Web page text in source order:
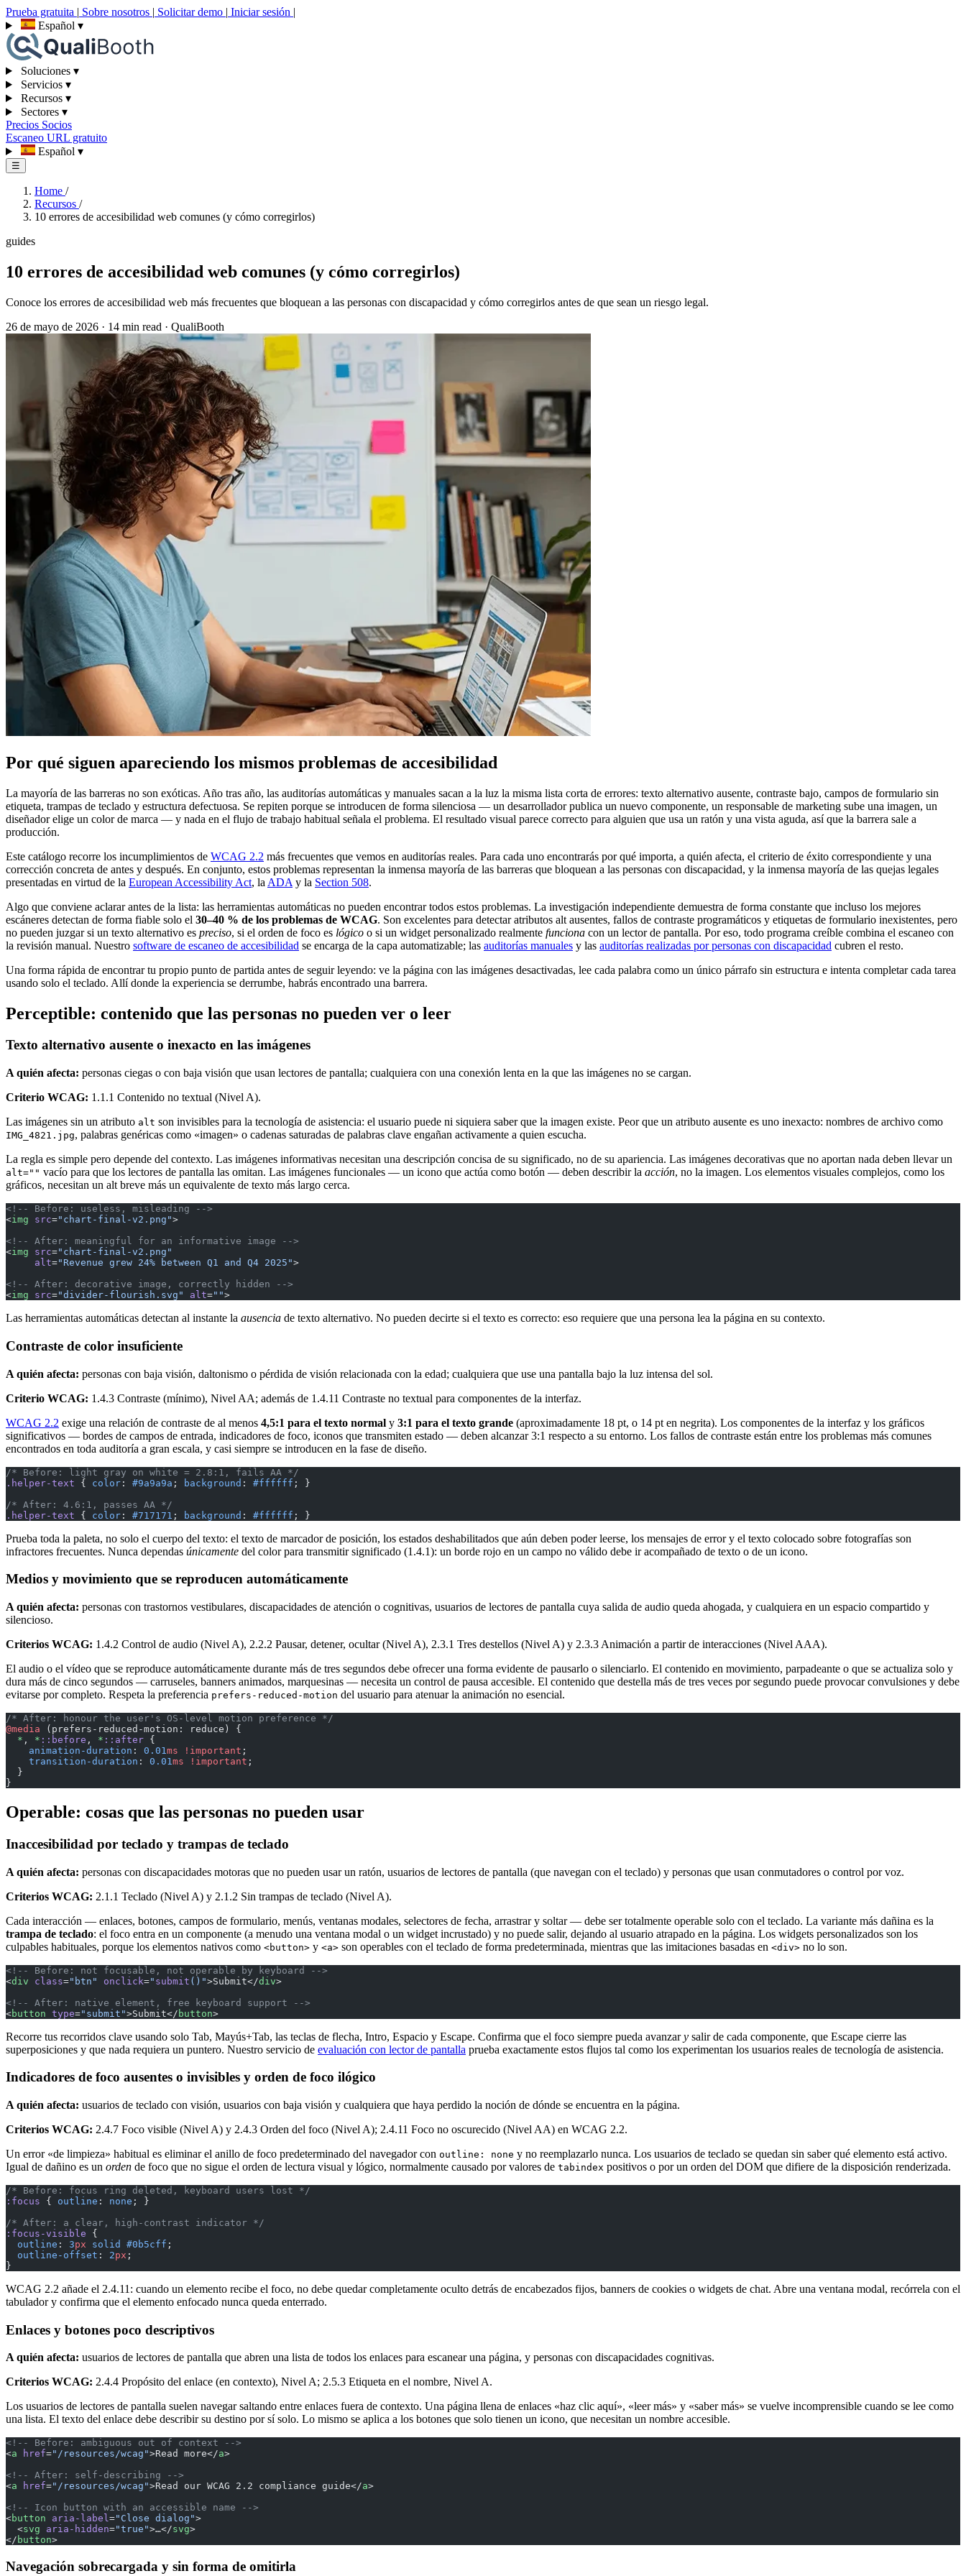
Prueba gratuita | Sobre nosotros | Solicitar demo | Iniciar sesión |
Español ▾
Soluciones ▾
Servicios ▾
Recursos ▾
Sectores ▾
Precios Socios
Escaneo URL gratuito
Español ▾
☰
Home /
Recursos /
10 errores de accesibilidad web comunes (y cómo corregirlos)
guides
10 errores de accesibilidad web comunes (y cómo corregirlos)
Conoce los errores de accesibilidad web más frecuentes que bloquean a las personas con discapacidad y cómo corregirlos antes de que sean un riesgo legal.
26 de mayo de 2026 · 14 min read · QualiBooth
Por qué siguen apareciendo los mismos problemas de accesibilidad
La mayoría de las barreras no son exóticas. Año tras año, las auditorías automáticas y manuales sacan a la luz la misma lista corta de errores: texto alternativo ausente, contraste bajo, campos de formulario sin
etiqueta, trampas de teclado y estructura defectuosa. Se repiten porque se introducen de forma silenciosa — un desarrollador publica un nuevo componente, un responsable de marketing sube una imagen, un
diseñador elige un color de marca — y nada en el flujo de trabajo habitual señala el problema. El resultado visual parece correcto para alguien que usa un ratón y una vista aguda, así que la barrera sale a
producción.
Este catálogo recorre los incumplimientos de WCAG 2.2 más frecuentes que vemos en auditorías reales. Para cada uno encontrarás por qué importa, a quién afecta, el criterio de éxito correspondiente y una
corrección concreta de antes y después. En conjunto, estos problemas representan la inmensa mayoría de las barreras que bloquean a las personas con discapacidad, y la inmensa mayoría de las quejas legales
presentadas en virtud de la European Accessibility Act, la ADA y la Section 508.
Algo que conviene aclarar antes de la lista: las herramientas automáticas no pueden encontrar todos estos problemas. La investigación independiente demuestra de forma constante que incluso los mejores
escáneres detectan de forma fiable solo el 30–40 % de los problemas de WCAG. Son excelentes para detectar atributos alt ausentes, fallos de contraste programáticos y etiquetas de formulario inexistentes, pero
no pueden juzgar si un texto alternativo es preciso, si el orden de foco es lógico o si un widget personalizado realmente funciona con un lector de pantalla. Por eso, todo programa creíble combina el escaneo con
la revisión manual. Nuestro software de escaneo de accesibilidad se encarga de la capa automatizable; las auditorías manuales y las auditorías realizadas por personas con discapacidad cubren el resto.
Una forma rápida de encontrar tu propio punto de partida antes de seguir leyendo: ve la página con las imágenes desactivadas, lee cada palabra como un único párrafo sin estructura e intenta completar cada tarea
usando solo el teclado. Allí donde la experiencia se derrumbe, habrás encontrado una barrera.
Perceptible: contenido que las personas no pueden ver o leer
Texto alternativo ausente o inexacto en las imágenes
A quién afecta: personas ciegas o con baja visión que usan lectores de pantalla; cualquiera con una conexión lenta en la que las imágenes no se cargan.
Criterio WCAG: 1.1.1 Contenido no textual (Nivel A).
Las imágenes sin un atributo alt son invisibles para la tecnología de asistencia: el usuario puede ni siquiera saber que la imagen existe. Peor que un atributo ausente es uno inexacto: nombres de archivo como
IMG_4821.jpg, palabras genéricas como «imagen» o cadenas saturadas de palabras clave engañan activamente a quien escucha.
La regla es simple pero depende del contexto. Las imágenes informativas necesitan una descripción concisa de su significado, no de su apariencia. Las imágenes decorativas que no aportan nada deben llevar un
alt="" vacío para que los lectores de pantalla las omitan. Las imágenes funcionales — un icono que actúa como botón — deben describir la acción, no la imagen. Los elementos visuales complejos, como los
gráficos, necesitan un alt breve más un equivalente de texto más largo cerca.
<!-- Before: useless, misleading -->
<img src="chart-final-v2.png">
<!-- After: meaningful for an informative image -->
<img src="chart-final-v2.png"
     alt
="Revenue grew 24% between Q1 and Q4 2025">
<!-- After: decorative image, correctly hidden -->
<img src="divider-flourish.svg" alt="">
Las herramientas automáticas detectan al instante la ausencia de texto alternativo. No pueden decirte si el texto es correcto: eso requiere que una persona lea la página en su contexto.
Contraste de color insuficiente
A quién afecta: personas con baja visión, daltonismo o pérdida de visión relacionada con la edad; cualquiera que use una pantalla bajo la luz intensa del sol.
Criterio WCAG: 1.4.3 Contraste (mínimo), Nivel AA; además de 1.4.11 Contraste no textual para componentes de la interfaz.
WCAG 2.2 exige una relación de contraste de al menos 4,5:1 para el texto normal y 3:1 para el texto grande (aproximadamente 18 pt, o 14 pt en negrita). Los componentes de la interfaz y los gráficos
significativos — bordes de campos de entrada, indicadores de foco, iconos que transmiten estado — deben alcanzar 3:1 respecto a su entorno. Los fallos de contraste están entre los problemas más comunes
encontrados en toda auditoría a gran escala, y casi siempre se introducen en la fase de diseño.
/* Before: light gray on white = 2.8:1, fails AA */
.helper-text { color : #9a9a9a ; background : #ffffff ; }
/* After: 4.6:1, passes AA */
.helper-text { color : #717171 ; background : #ffffff ; }
Prueba toda la paleta, no solo el cuerpo del texto: el texto de marcador de posición, los estados deshabilitados que aún deben poder leerse, los mensajes de error y el texto colocado sobre fotografías son
infractores frecuentes. Nunca dependas únicamente del color para transmitir significado (1.4.1): un borde rojo en un campo no válido debe ir acompañado de texto o de un icono.
Medios y movimiento que se reproducen automáticamente
A quién afecta: personas con trastornos vestibulares, discapacidades de atención o cognitivas, usuarios de lectores de pantalla cuya salida de audio queda ahogada, y cualquiera en un espacio compartido y
silencioso.
Criterios WCAG: 1.4.2 Control de audio (Nivel A), 2.2.2 Pausar, detener, ocultar (Nivel A), 2.3.1 Tres destellos (Nivel A) y 2.3.3 Animación a partir de interacciones (Nivel AAA).
El audio o el vídeo que se reproduce automáticamente durante más de tres segundos debe ofrecer una forma evidente de pausarlo o silenciarlo. El contenido en movimiento, parpadeante o que se actualiza solo y
dura más de cinco segundos — carruseles, banners animados, marquesinas — necesita un control de pausa accesible. El contenido que destella más de tres veces por segundo puede provocar convulsiones y debe
evitarse por completo. Respeta la preferencia prefers-reduced-motion del usuario para atenuar la animación no esencial.
/* After: honour the user's OS-level motion preference */
@media (prefers-reduced-motion: reduce) {
  *
, * ::before , * ::after {
    animation-duration
: 0.01ms !important ;
    transition-duration
: 0.01ms !important ;
  }
}
Operable: cosas que las personas no pueden usar
Inaccesibilidad por teclado y trampas de teclado
A quién afecta: personas con discapacidades motoras que no pueden usar un ratón, usuarios de lectores de pantalla (que navegan con el teclado) y personas que usan conmutadores o control por voz.
Criterios WCAG: 2.1.1 Teclado (Nivel A) y 2.1.2 Sin trampas de teclado (Nivel A).
Cada interacción — enlaces, botones, campos de formulario, menús, ventanas modales, selectores de fecha, arrastrar y soltar — debe ser totalmente operable solo con el teclado. La variante más dañina es la
trampa de teclado: el foco entra en un componente (a menudo una ventana modal o un widget incrustado) y no puede salir, dejando al usuario atrapado en la página. Los widgets personalizados son los
culpables habituales, porque los elementos nativos como <button> y <a> son operables con el teclado de forma predeterminada, mientras que las imitaciones basadas en <div> no lo son.
<!-- Before: not focusable, not operable by keyboard -->
<div class="btn" onclick=" submit ()">Submit</div>
<!-- After: native element, free keyboard support -->
<button type="submit">Submit</ button>
Recorre tus recorridos clave usando solo Tab, Mayús+Tab, las teclas de flecha, Intro, Espacio y Escape. Confirma que el foco siempre pueda avanzary salir de cada componente, que Escape cierre las
superposiciones y que nada requiera un puntero. Nuestro servicio de evaluación con lector de pantalla prueba exactamente estos flujos tal como los experimentan los usuarios reales de tecnología de asistencia.
Indicadores de foco ausentes o invisibles y orden de foco ilógico
A quién afecta: usuarios de teclado con visión, usuarios con baja visión y cualquiera que haya perdido la noción de dónde se encuentra en la página.
Criterios WCAG: 2.4.7 Foco visible (Nivel A) y 2.4.3 Orden del foco (Nivel A); 2.4.11 Foco no oscurecido (Nivel AA) en WCAG 2.2.
Un error «de limpieza» habitual es eliminar el anillo de foco predeterminado del navegador con outline: none y no reemplazarlo nunca. Los usuarios de teclado se quedan sin saber qué elemento está activo.
Igual de dañino es un orden de foco que no sigue el orden de lectura visual y lógico, normalmente causado por valores de tabindex positivos o por un orden del DOM que difiere de la disposición renderizada.
/* Before: focus ring deleted, keyboard users lost */
:focus { outline : none ; }
/* After: a clear, high-contrast indicator */
:focus-visible {
  outline
: 3px solid #0b5cff ;
  outline-offset
: 2px ;
}
WCAG 2.2 añade el 2.4.11: cuando un elemento recibe el foco, no debe quedar completamente oculto detrás de encabezados fijos, banners de cookies o widgets de chat. Abre una ventana modal, recórrela con el
tabulador y confirma que el elemento enfocado nunca queda enterrado.
Enlaces y botones poco descriptivos
A quién afecta: usuarios de lectores de pantalla que abren una lista de todos los enlaces para escanear una página, y personas con discapacidades cognitivas.
Criterios WCAG: 2.4.4 Propósito del enlace (en contexto), Nivel A; 2.5.3 Etiqueta en el nombre, Nivel A.
Los usuarios de lectores de pantalla suelen navegar saltando entre enlaces fuera de contexto. Una página llena de enlaces «haz clic aquí», «leer más» y «saber más» se vuelve incomprensible cuando se lee como
una lista. El texto del enlace debe describir su destino por sí solo. Lo mismo se aplica a los botones que solo tienen un icono, que necesitan un nombre accesible.
<!-- Before: ambiguous out of context -->
<a href="/resources/wcag">Read more</a>
<!-- After: self-describing -->
<a href="/resources/wcag">Read our WCAG 2.2 compliance guide</a>
<!-- Icon button with an accessible name -->
<button aria-label="Close dialog">
  <
svg aria-hidden="true">…</svg>
</ button>
Navegación sobrecargada y sin forma de omitirla